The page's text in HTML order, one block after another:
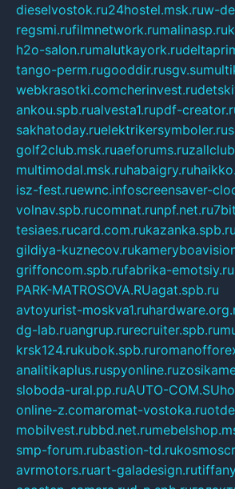
dieselvostok.ru24hostel.msk.ruw-
regsmi.rufilmnetwork.rumalinasp.ru
h2o-salon.rumalutkayork.ru
tango-perm.rugooddir.rusgv.su
webkrasotki.comcherinvest.ru
ankou.spb.rualvesta1.rupdf-
sakhatoday.ruelektrikersymboler.ru
golf2club.msk.ruaeforums.ru
multimodal.msk.ruhabaigry.ru
isz-fest.ruewnc.infoscreensaver-
volnav.spb.rucomnat.runpf.net.ru
tesiaes.rucard.com.rukazanka.spb.ru
gildiya-kuznecov.ru
griffoncom.spb.rufabrika-emotsiy.ru
PARK-MATROSOVA.RUagat.spb.ru
avtoyurist-moskva1.ru
dg-lab.ruangrup.rurecruiter.spb.ru
krsk124.rukubok.spb.ru
analitikaplus.ruspyonline.ru
sloboda-ural.pp.ruAUTO-COM.SU
online-z.comaromat-vostoka.ru
mobilvest.rubbd.net.ru
smp-forum.rubastion-td.ru
avrmotors.ruart-galadesign.ru